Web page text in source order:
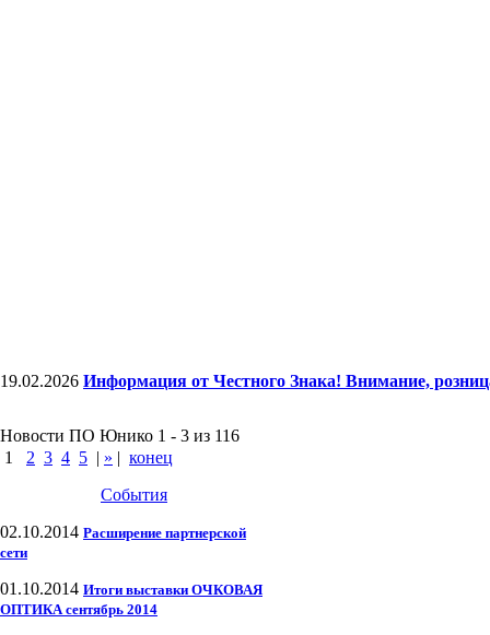
19.02.2026 Информация от Честного Знака! Внимание,
Новости ПО Юнико 1 - 3 из 116
1
2 3 4 5 | » | конец
События
02.10.2014 Расширение партнерской
сети
01.10.2014 Итоги выставки ОЧКОВАЯ
ОПТИКА сентябрь 2014